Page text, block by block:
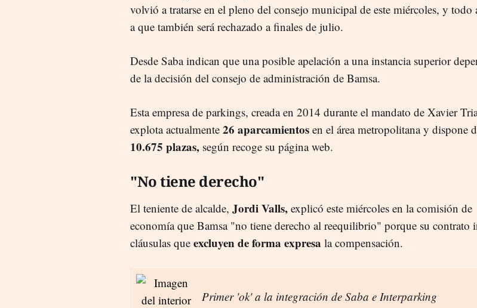
volvió a tratarse en el pleno del consejo municipal de este miércoles, y todo
a que también será rechazado a finales de julio.
Desde Saba indican que una posible apelación a una instancia superior
de la decisión del consejo de administración de Bamsa.
Esta empresa de parkings, creada en 2014 durante el mandato de Xavier
explota actualmente 26 aparcamientos en el área metropolitana y dispone
10.675 plazas, según recoge su página web.
"No tiene derecho"
El teniente de alcalde, Jordi Valls, explicó este miércoles en la comisión de
economía que Bamsa "no tiene derecho al reequilibrio" porque su contrato
cláusulas que excluyen de forma expresa la compensación.
Primer 'ok' a la integración de Saba e Interparking